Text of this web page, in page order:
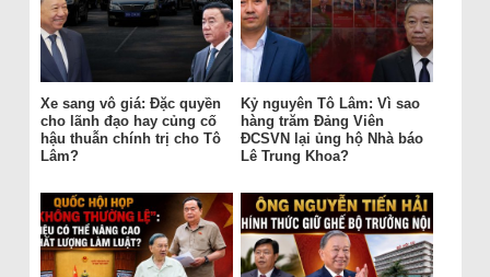
Xe sang vô giá: Đặc quyền
cho lãnh đạo hay củng cố
hậu thuẫn chính trị cho Tô
Lâm?
Kỷ nguyên Tô Lâm: Vì sao
hàng trăm Đảng Viên
ĐCSVN lại ủng hộ Nhà báo
Lê Trung Khoa?